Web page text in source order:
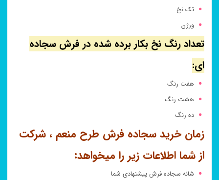
تک نخ
ورژن
تعداد رنگ نخ بکار برده شده در فرش سجاده
ای:
هفت رنگ
هشت رنگ
ده رنگ
زمان خرید سجاده فرش طرح منعم ، شرکت
از شما اطلاعات زیر را میخواهد:
شانه سجاده فرش پیشنهادی شما